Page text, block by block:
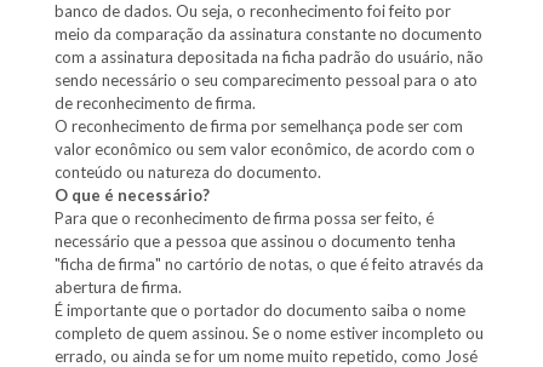
banco de dados. Ou seja, o reconhecimento foi feito por
meio da comparação da assinatura constante no documento
com a assinatura depositada na ficha padrão do usuário, não
sendo necessário o seu comparecimento pessoal para o ato
de reconhecimento de firma.
O reconhecimento de firma por semelhança pode ser com
valor econômico ou sem valor econômico, de acordo com o
conteúdo ou natureza do documento.
O que é necessário?
Para que o reconhecimento de firma possa ser feito, é
necessário que a pessoa que assinou o documento tenha
"ficha de firma" no cartório de notas, o que é feito através da
abertura de firma.
É importante que o portador do documento saiba o nome
completo de quem assinou. Se o nome estiver incompleto ou
errado, ou ainda se for um nome muito repetido, como José